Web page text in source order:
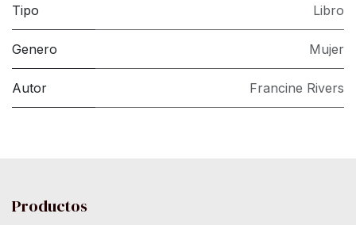
Tipo Libro
Genero Mujer
Autor Francine Rivers
Productos